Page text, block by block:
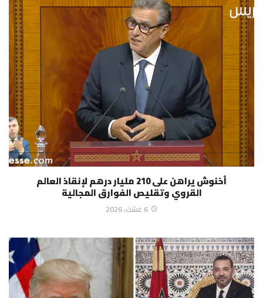
أخنوش يراهن على 210 مليار درهم لإنقاذ العالم
القروي وتقليص الفوارق المجالية
6 غشت، 2026